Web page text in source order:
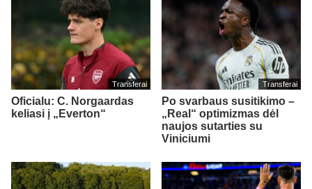
Transferai
Oficialu: C. Norgaardas
keliasi į „Everton“
Transferai
Po svarbaus susitikimo –
„Real“ optimizmas dėl
naujos sutarties su
Viniciumi